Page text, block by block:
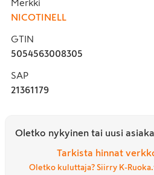
Merkki
NICOTINELL
GTIN
5054563008305
SAP
21361179
Oletko nykyinen tai uusi
Tarkista hinnat
Oletko kuluttaja? Siirry K-